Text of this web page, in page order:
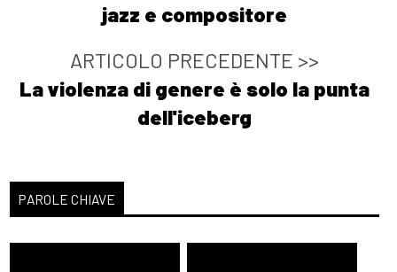
jazz e compositore
ARTICOLO PRECEDENTE >>
La violenza di genere è solo la punta
dell'iceberg
PAROLE CHIAVE